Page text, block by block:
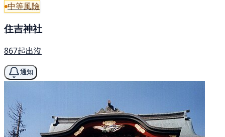
中等風險
住吉神社
867起出沒
通知